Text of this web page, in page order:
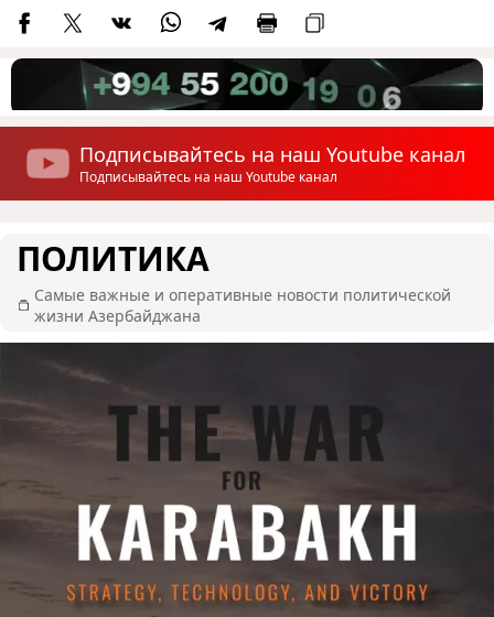
Подписывайтесь на наш Youtube канал
Подписывайтесь на наш Youtube канал
ПОЛИТИКА
Самые важные и оперативные новости политической
жизни Азербайджана